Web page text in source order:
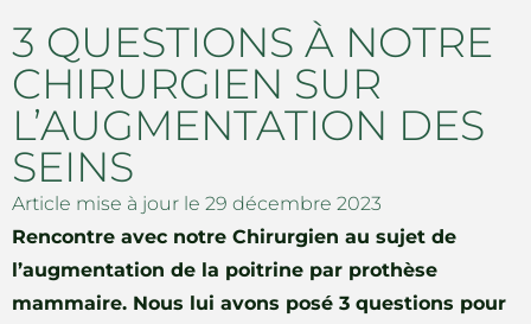
3 QUESTIONS À NOTRE
CHIRURGIEN SUR
L’AUGMENTATION DES
SEINS
Article mise à jour le 29 décembre 2023
Rencontre avec notre Chirurgien au sujet de
l’augmentation de la poitrine par prothèse
mammaire. Nous lui avons posé 3 questions pour